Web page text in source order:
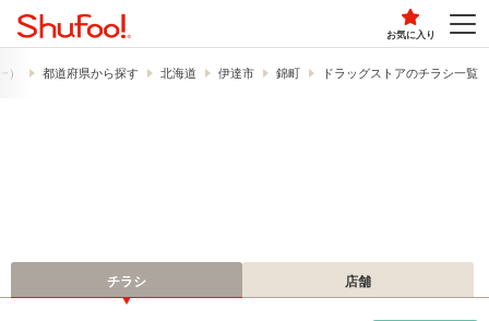
お気に入り
） 都道府県から探す 北海道 伊達市 錦町 ドラッグストアのチラシ一覧
チラシ 店舗